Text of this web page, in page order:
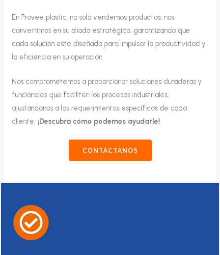
En Provee plastic, no solo vendemos productos; nos
convertimos en su aliado estratégico, garantizando que
cada solución esté diseñada para impulsar la productividad y
la eficiencia en su operación.
Nos comprometemos a proporcionar soluciones duraderas y
funcionales que faciliten los procesos industriales,
ajustándonos a los requerimientos específicos de cada
cliente. ¡Descubra cómo podemos ayudarle!
CONTÁCTANOS